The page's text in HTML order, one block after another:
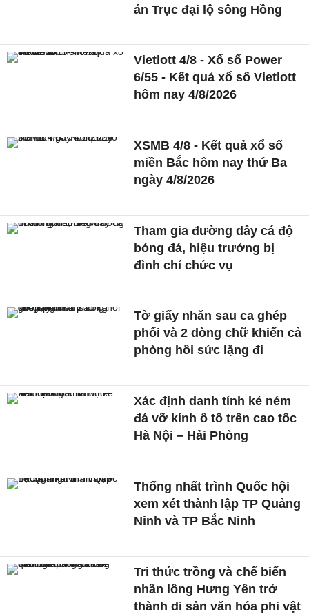
án Trục đại lộ sông Hồng
Vietlott 4/8 - Xổ số Power
6/55 - Kết quả xổ số Vietlott
hôm nay 4/8/2026
XSMB 4/8 - Kết quả xổ số
miền Bắc hôm nay thứ Ba
ngày 4/8/2026
Tham gia đường dây cá độ
bóng đá, hiệu trưởng bị
đình chỉ chức vụ
Tờ giấy nhăn sau ca ghép
phổi và 2 dòng chữ khiến cả
phòng hồi sức lặng đi
Xác định danh tính kẻ ném
đá vỡ kính ô tô trên cao tốc
Hà Nội – Hải Phòng
Thống nhất trình Quốc hội
xem xét thành lập TP Quảng
Ninh và TP Bắc Ninh
Tri thức trồng và chế biến
nhãn lồng Hưng Yên trở
thành di sản văn hóa phi vật